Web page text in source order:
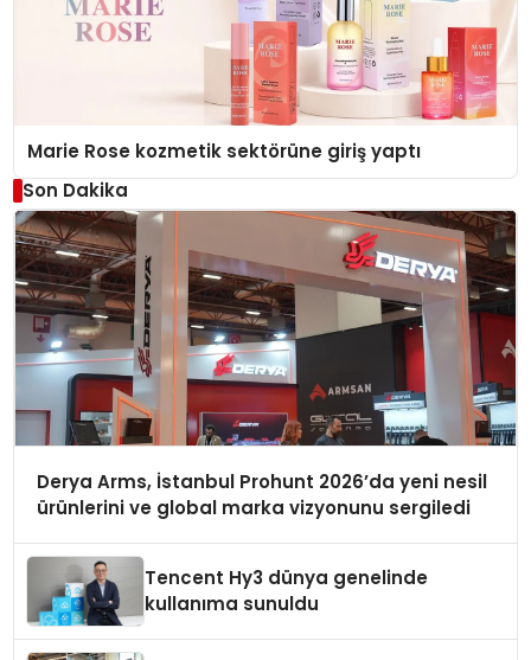
Marie Rose kozmetik sektörüne giriş yaptı
Son Dakika
Derya Arms, İstanbul Prohunt 2026’da yeni nesil
ürünlerini ve global marka vizyonunu sergiledi
Tencent Hy3 dünya genelinde
kullanıma sunuldu